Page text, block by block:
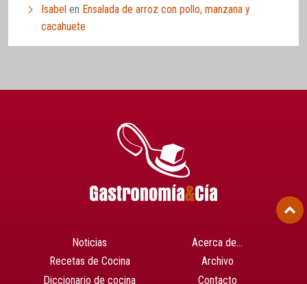
Isabel en Ensalada de arroz con pollo, manzana y
cacahuete
Noticias
Recetas de Cocina
Diccionario de cocina
Acerca de…
Archivo
Contacto